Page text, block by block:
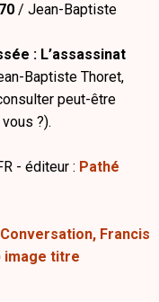
/ Jean-Baptiste
: L’assassinat
Baptiste Thoret,
peut-être
?).
- éditeur : Pathé